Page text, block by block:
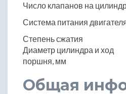
Число клапанов на
Система питания
Степень сжатия
Диаметр цилиндра и ход
поршня, мм
Общая